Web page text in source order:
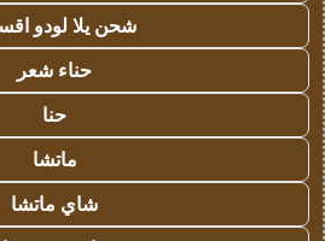
شحن يلا لودو
حناء شعر
حنا
ماتشا
شاي ماتشا